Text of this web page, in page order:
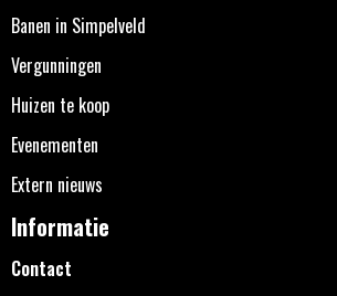
Banen in Simpelveld
Vergunningen
Huizen te koop
Evenementen
Extern nieuws
Informatie
Contact